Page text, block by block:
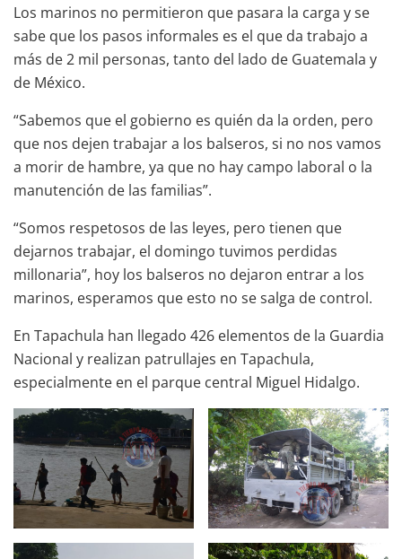
Los marinos no permitieron que pasara la carga y se
sabe que los pasos informales es el que da trabajo a
más de 2 mil personas, tanto del lado de Guatemala y
de México.
“Sabemos que el gobierno es quién da la orden, pero
que nos dejen trabajar a los balseros, si no nos vamos
a morir de hambre, ya que no hay campo laboral o la
manutención de las familias”.
“Somos respetosos de las leyes, pero tienen que
dejarnos trabajar, el domingo tuvimos perdidas
millonaria”, hoy los balseros no dejaron entrar a los
marinos, esperamos que esto no se salga de control.
En Tapachula han llegado 426 elementos de la Guardia
Nacional y realizan patrullajes en Tapachula,
especialmente en el parque central Miguel Hidalgo.